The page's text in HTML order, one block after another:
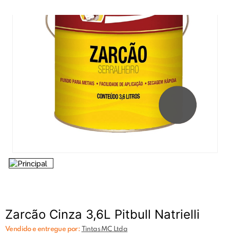
Zarcão Cinza 3,6L Pitbull Natrielli
Vendido e entregue por: Tintas MC Ltda
8º esmalte
10º verniz